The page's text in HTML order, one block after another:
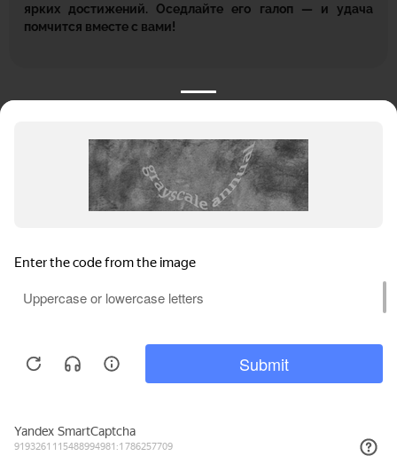
ярких достижений. Оседлайте его галоп — и удача
помчится вместе с вами!
© 4BANKET 2026
ПОДБОРКИ
НОВОСТИ
О ПРОЕКТЕ
ПОМОЩЬ
КОНТАКТЫ
Правовая информация
Добавить заведение